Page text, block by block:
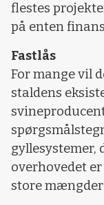
flestes
på enten
Fastlås
For mange vil
staldens
gyllesystemer,
overhovedet
store